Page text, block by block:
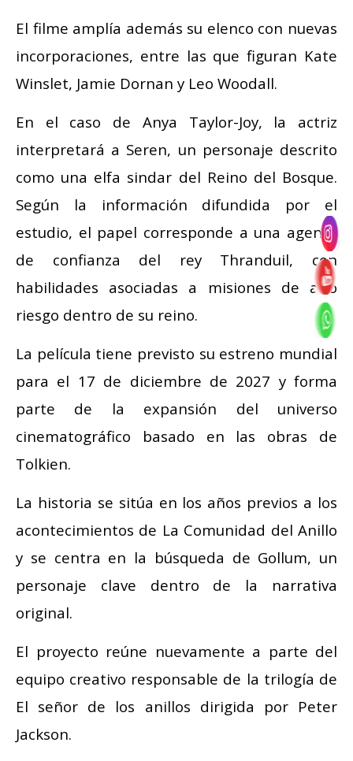
El filme amplía además su elenco con nuevas
incorporaciones, entre las que figuran Kate
Winslet, Jamie Dornan y Leo Woodall.
En el caso de Anya Taylor-Joy, la actriz
interpretará a Seren, un personaje descrito
como una elfa sindar del Reino del Bosque.
Según la información difundida por el
estudio, el papel corresponde a una agente
de confianza del rey Thranduil, con
habilidades asociadas a misiones de alto
riesgo dentro de su reino.
La película tiene previsto su estreno mundial
para el 17 de diciembre de 2027 y forma
parte de la expansión del universo
cinematográfico basado en las obras de
Tolkien.
La historia se sitúa en los años previos a los
acontecimientos de La Comunidad del Anillo
y se centra en la búsqueda de Gollum, un
personaje clave dentro de la narrativa
original.
El proyecto reúne nuevamente a parte del
equipo creativo responsable de la trilogía de
El señor de los anillos dirigida por Peter
Jackson.